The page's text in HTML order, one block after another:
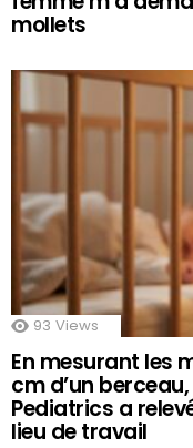
mollets
93 Views
En mesurant les
cm d’un
Pediatrics a
lieu de travail